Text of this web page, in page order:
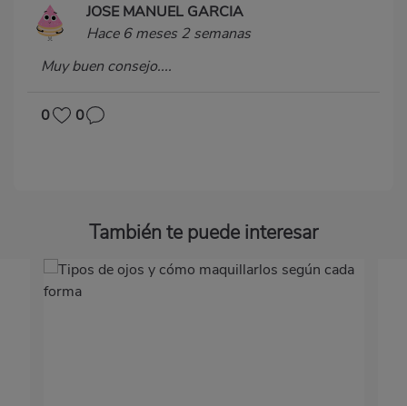
JOSE MANUEL GARCIA
Hace 6 meses 2 semanas
Muy buen consejo....
0 0
También te puede interesar